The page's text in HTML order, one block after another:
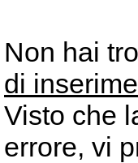
Non hai
di
Visto che
errore, vi